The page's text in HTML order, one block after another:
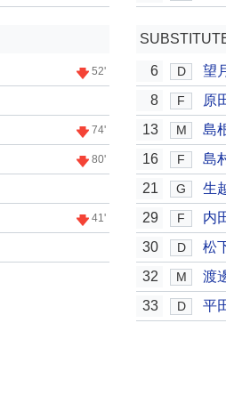
52'
74'
80'
41'
6 D
望
8
F
原
13
M 島
16 F 島
21 G
生
29
F
内
30
D
松
32
M
渡
33
D 平